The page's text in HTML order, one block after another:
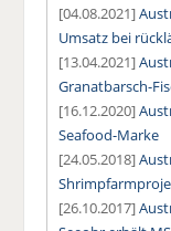
[04.08.2021]
Umsatz bei
[13.04.2021]
Granatbarsch-
[16.12.2020]
Seafood-Marke
[24.05.2018]
[26.10.2017]